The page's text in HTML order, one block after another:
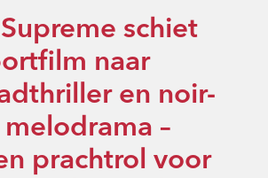
schiet
naar
en noir-
–
prachtrol voor